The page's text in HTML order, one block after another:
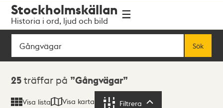
navigationen
huvudinnehållet
Stockholmskällan
Historia i ord, ljud och bild
Sök
Sök
Sökresultat
25 träffar på Gångvägar
Visa lista Visa karta Filtrera